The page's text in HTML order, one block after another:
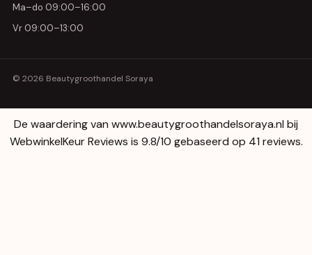
Ma–do 09:00–16:00
Vr 09:00–13:00
© 2026 Beautygroothandel Soraya
De waardering van www.beautygroothandelsoraya.nl bij
WebwinkelKeur Reviews is 9.8/10 gebaseerd op 41 reviews.